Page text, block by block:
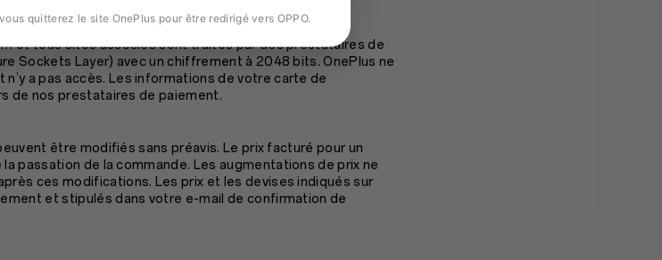
et tous sites associés sont traités par des prestataires de
Sockets Layer) avec un chiffrement à 2048 bits. OnePlus ne
a pas accès. Les informations de votre carte de
de nos prestataires de paiement.
être modifiés sans préavis. Le prix facturé pour un
passation de la commande. Les augmentations de prix ne
ces modifications. Les prix et les devises indiqués sur
et stipulés dans votre e-mail de confirmation de
quitterez le site OnePlus pour être redirigé vers OPPO.